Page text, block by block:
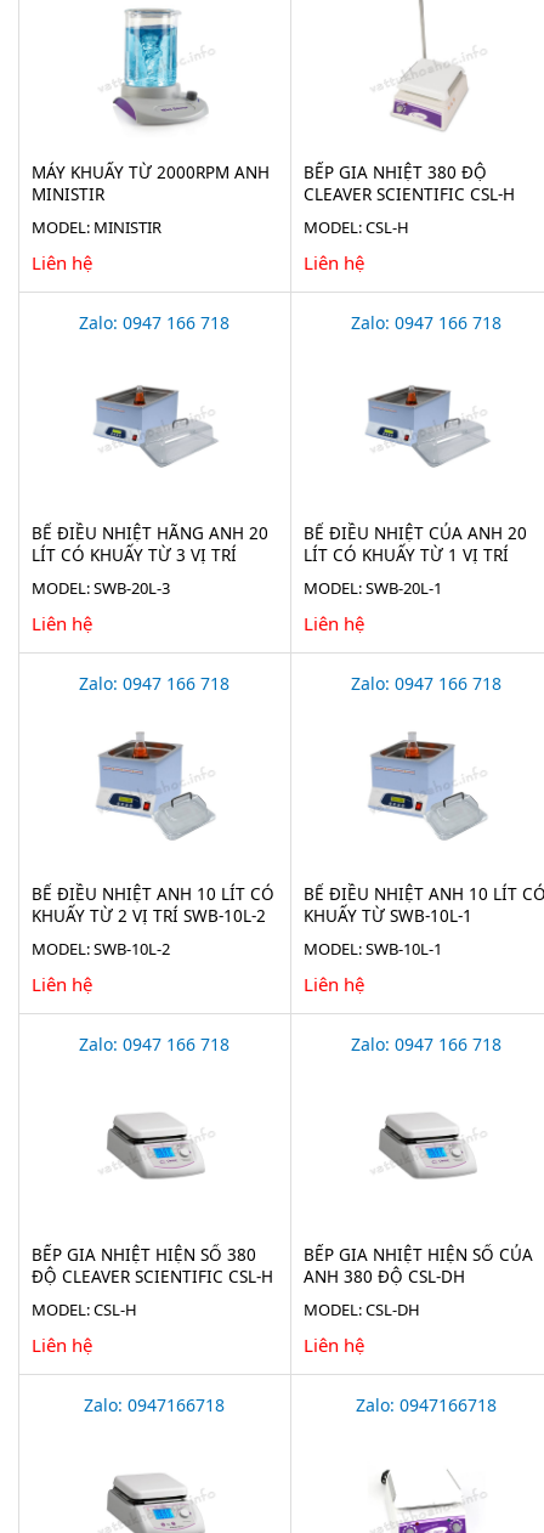
MÁY KHUẤY TỪ 2000RPM ANH
MINISTIR
MODEL: MINISTIR
Liên hệ
BẾP GIA NHIỆT 380 ĐỘ
CLEAVER SCIENTIFIC CSL-H
MODEL: CSL-H
Liên hệ
Zalo: 0947 166 718
BỂ ĐIỀU NHIỆT HÃNG ANH 20
LÍT CÓ KHUẤY TỪ 3 VỊ TRÍ
MODEL: SWB-20L-3
Liên hệ
Zalo: 0947 166 718
BỂ ĐIỀU NHIỆT CỦA ANH 20
LÍT CÓ KHUẤY TỪ 1 VỊ TRÍ
MODEL: SWB-20L-1
Liên hệ
Zalo: 0947 166 718
BỂ ĐIỀU NHIỆT ANH 10 LÍT CÓ
KHUẤY TỪ 2 VỊ TRÍ SWB-10L-2
MODEL: SWB-10L-2
Liên hệ
Zalo: 0947 166 718
BỂ ĐIỀU NHIỆT ANH 10 LÍT
KHUẤY TỪ SWB-10L-1
MODEL: SWB-10L-1
Liên hệ
Zalo: 0947 166 718
BẾP GIA NHIỆT HIỆN SỐ 380
ĐỘ CLEAVER SCIENTIFIC CSL-H
MODEL: CSL-H
Liên hệ
Zalo: 0947 166 718
BẾP GIA NHIỆT HIỆN SỐ CỦA
ANH 380 ĐỘ CSL-DH
MODEL: CSL-DH
Liên hệ
Zalo: 0947166718 Zalo: 0947166718